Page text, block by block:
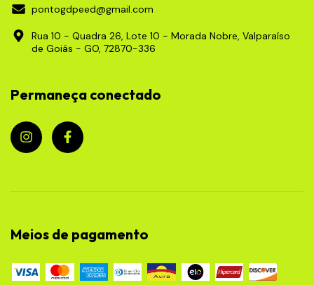
pontogdpeed@gmail.com
Rua 10 - Quadra 26, Lote 10 - Morada Nobre, Valparaíso
de Goiás - GO, 72870-336
Permaneça conectado
Meios de pagamento